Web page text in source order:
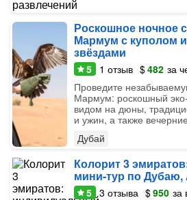
Роскошное ночное
Мармум с куполом
звёздами
5 1 отзыв $482 за
Проведите
Мармум: роскошный
видом на дюны,
и ужин, а также
Дубай
Колорит 3
мини-тур по
5 3 отзыва $950 за